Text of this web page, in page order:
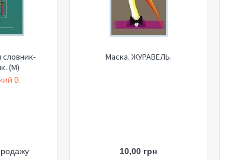
словник-
(М)
В.
Маска. ЖУРАВЕЛЬ.
10,00 грн